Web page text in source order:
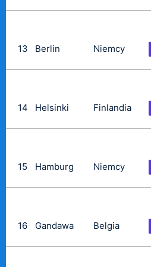
13 Berlin Niemcy
14 Helsinki Finlandia
15 Hamburg Niemcy
16 Gandawa Belgia